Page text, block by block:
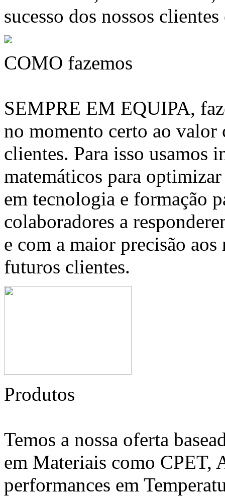
sucesso dos nossos
COMO fazemos
SEMPRE EM EQUIPA,
no momento certo ao valor
clientes. Para isso usamos
matemáticos para
em tecnologia e formação
colaboradores a
e com a maior precisão
futuros clientes.
Produtos
Temos a nossa oferta
em Materiais como CPET,
performances em